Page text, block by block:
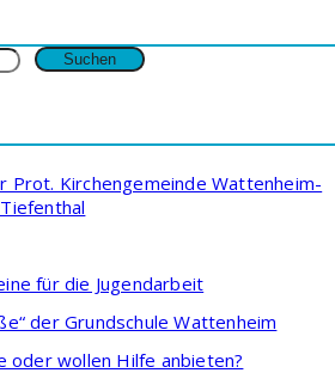
Prot. Kirchengemeinde Wattenheim-
für die Jugendarbeit
der Grundschule Wattenheim
oder wollen Hilfe anbieten?